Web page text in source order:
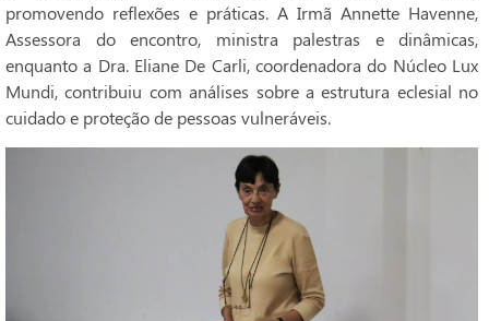
promovendo reflexões e práticas. A Irmã Annette Havenne,
Assessora do encontro, ministra palestras e dinâmicas,
enquanto a Dra. Eliane De Carli, coordenadora do Núcleo Lux
Mundi, contribuiu com análises sobre a estrutura eclesial no
cuidado e proteção de pessoas vulneráveis.